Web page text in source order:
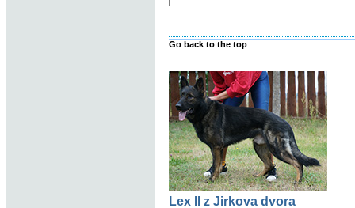
Go back to the top
Lex II z Jirkova dvora